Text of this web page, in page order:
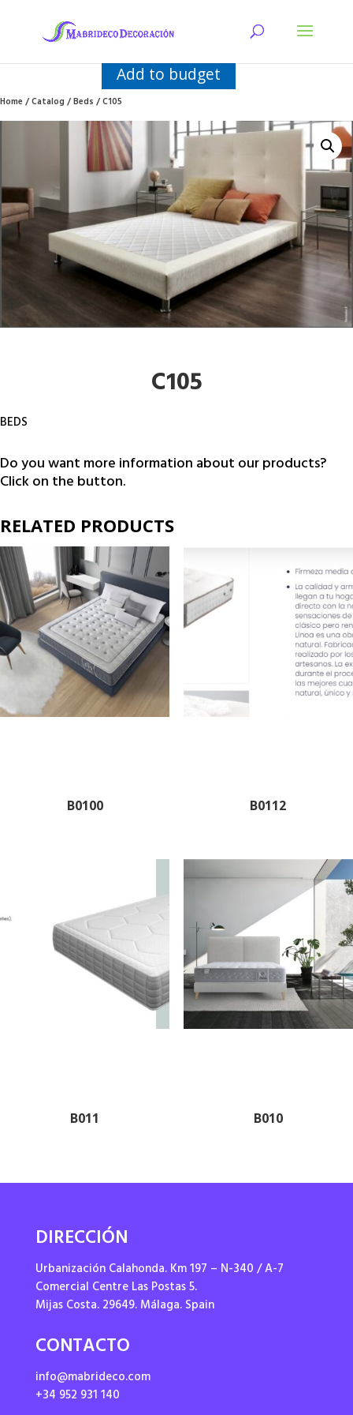
Add to budget
Home/Catalog/Beds/ C105
C105
BEDS
Do you want more information about our products?
Click on the button.
RELATED PRODUCTS
B0100 B0112
B011 B010
DIRECCIÓN
Urbanización Calahonda. Km 197 – N-340 / A-7
Comercial Centre Las Postas 5.
Mijas Costa. 29649. Málaga. Spain
CONTACTO
info@mabrideco.com
+34 952 931 140